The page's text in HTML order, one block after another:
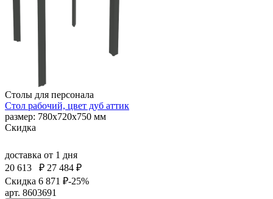
Столы для персонала
Стол рабочий, цвет дуб аттик
размер: 780х720х750 мм
Скидка
доставка от 1 дня
20 613
₽ 27 484 ₽
Скидка 6 871 ₽-25%
арт. 8603691